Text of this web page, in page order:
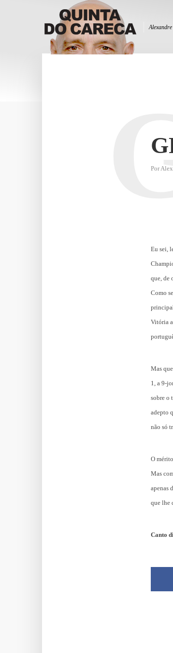
Por
Eu sei,
que, de
Como
Vitória
Mas
1, a 9-
sobre o
adepto
não só
O
Mas
apenas
que lhe
Canto